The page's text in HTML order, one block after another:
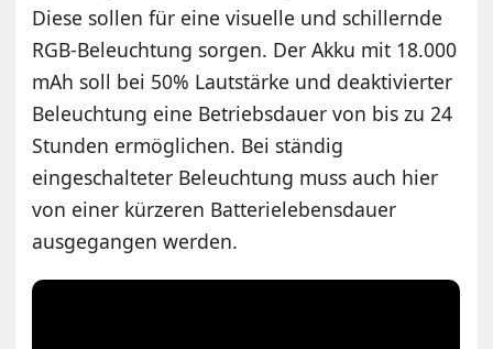
Diese sollen für eine visuelle und schillernde
RGB-Beleuchtung sorgen. Der Akku mit 18.000
mAh soll bei 50% Lautstärke und deaktivierter
Beleuchtung eine Betriebsdauer von bis zu 24
Stunden ermöglichen. Bei ständig
eingeschalteter Beleuchtung muss auch hier
von einer kürzeren Batterielebensdauer
ausgegangen werden.